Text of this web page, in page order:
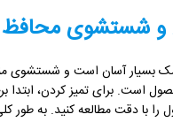
و شستشوی
بسیار آسان است و شستشوی
است. برای تمیز کردن، ابتدا
با دقت مطالعه کنید. به طور